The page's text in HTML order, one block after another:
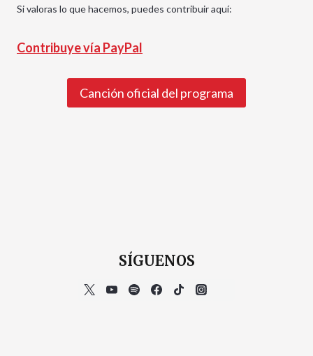
Si valoras lo que hacemos, puedes contribuir aquí:
Contribuye vía PayPal
Canción oficial del programa
SÍGUENOS